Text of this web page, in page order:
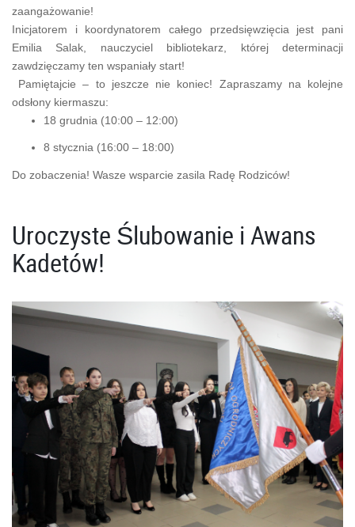
zaangażowanie!
Inicjatorem i koordynatorem całego przedsięwzięcia jest pani
Emilia Salak, nauczyciel bibliotekarz, której determinacji
zawdzięczamy ten wspaniały start!
Pamiętajcie – to jeszcze nie koniec! Zapraszamy na kolejne
odsłony kiermaszu:
18 grudnia (10:00 – 12:00)
8 stycznia (16:00 – 18:00)
Do zobaczenia! Wasze wsparcie zasila Radę Rodziców!
Uroczyste Ślubowanie i Awans
Kadetów!